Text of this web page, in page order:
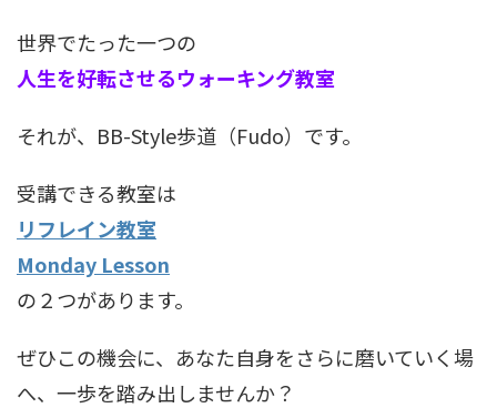
世界でたった一つの
人生を好転させるウォーキング教室
それが、BB-Style歩道（Fudo）です。
受講できる教室は
リフレイン教室
Monday Lesson
の２つがあります。
ぜひこの機会に、あなた自身をさらに磨いていく場
へ、一歩を踏み出しませんか？